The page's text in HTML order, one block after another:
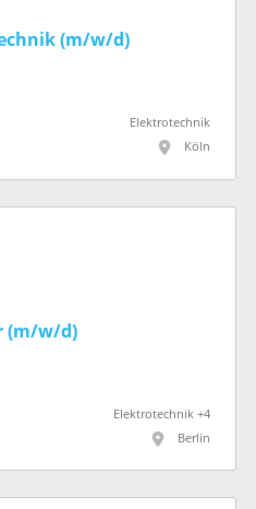
(m/w/d)
Elektrotechnik
Köln
(m/w/d)
Elektrotechnik +4
Berlin